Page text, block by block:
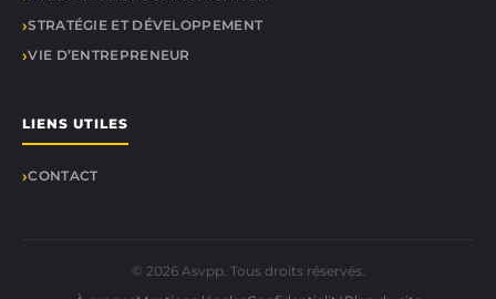
STRATÉGIE ET DÉVELOPPEMENT
VIE D’ENTREPRENEUR
LIENS UTILES
CONTACT
© 2026 Asvpp. Tous droits réservés.